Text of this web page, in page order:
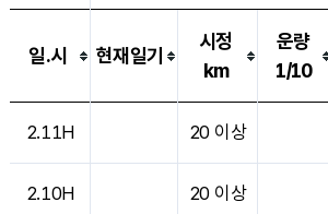
일.시 현재일기
시정
km
운량
1/10
2.11H 20 이상
2.10H 20 이상